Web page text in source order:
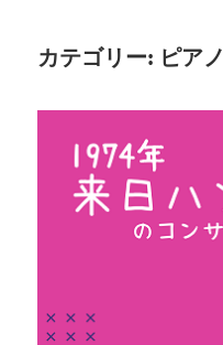
カテゴリー: ピアノ